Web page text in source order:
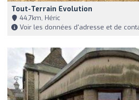
Tout-Terrain Evolution
44,7km, Héric
Voir les données d'adresse et de